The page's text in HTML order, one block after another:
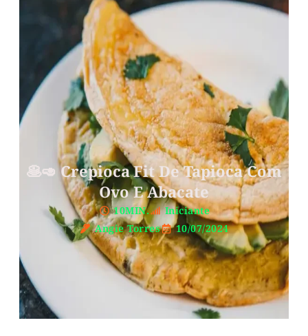
🥞🥑 Crepioca Fit De Tapioca Com
Ovo E Abacate
10MIN.
Iniciante
Angie Torres
10/07/2024